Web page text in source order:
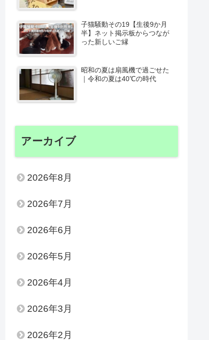
子猫騒動その19【生後9か月
半】ネット掲示板からつなが
った新しいご縁
昭和の夏は扇風機で過ごせた
｜令和の夏は40℃の時代
アーカイブ
2026年8月
2026年7月
2026年6月
2026年5月
2026年4月
2026年3月
2026年2月